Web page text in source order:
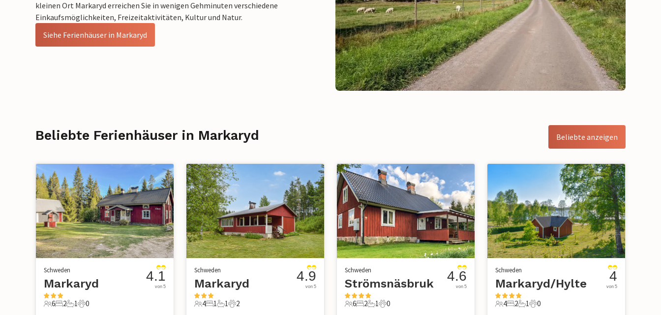
kleinen Ort Markaryd erreichen Sie in wenigen Gehminuten verschiedene
Einkaufsmöglichkeiten, Freizeitaktivitäten, Kultur und Natur.
Siehe Ferienhäuser in Markaryd
Beliebte Ferienhäuser in Markaryd Beliebte anzeigen
Schweden
Markaryd
6 Gäste
6
2 Schlafzimmer
2
1 Badezimmer
1
0 Haustiere
0
4.1
von 5
Schweden
Markaryd
4 Gäste
4
1 Schlafzimmer
1
1 Badezimmer
1
2 Haustiere
2
4.9
von 5
Schweden
Strömsnäsbruk
6 Gäste
6
2 Schlafzimmer
2
1 Badezimmer
1
0 Haustiere
0
4.6
von 5
Schweden
Markaryd/Hylte
4 Gäste
4
2 Schlafzimmer
2
1 Badezimmer
1
0 Haustiere
0
4
von 5